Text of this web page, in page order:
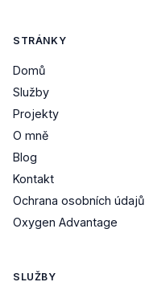
STRÁNKY
Domů
Služby
Projekty
O mně
Blog
Kontakt
Ochrana osobních údajů
Oxygen Advantage
SLUŽBY